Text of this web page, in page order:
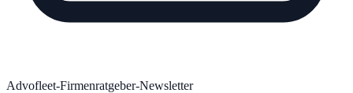
Advofleet-Firmenratgeber-Newsletter